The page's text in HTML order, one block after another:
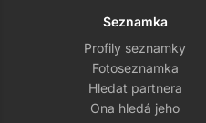
Seznamka
Profily seznamky
Fotoseznamka
Hledat partnera
Ona hledá jeho